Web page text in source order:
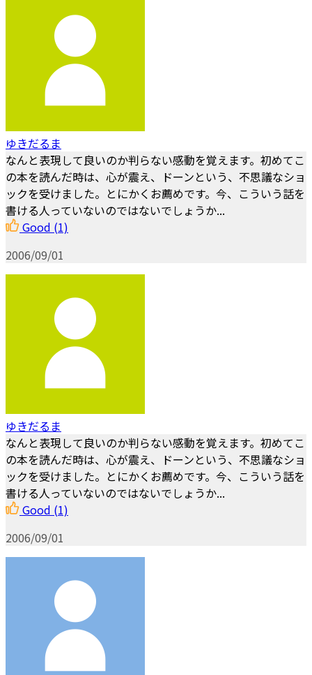
ゆきだるま
なんと表現して良いのか判らない感動を覚えます。初めてこ
の本を読んだ時は、心が震え、ドーンという、不思議なショ
ックを受けました。とにかくお薦めです。今、こういう話を
書ける人っていないのではないでしょうか...
Good (1)
2006/09/01
ゆきだるま
なんと表現して良いのか判らない感動を覚えます。初めてこ
の本を読んだ時は、心が震え、ドーンという、不思議なショ
ックを受けました。とにかくお薦めです。今、こういう話を
書ける人っていないのではないでしょうか...
Good (1)
2006/09/01